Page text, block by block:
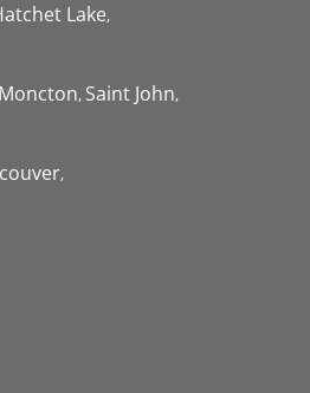
Lake
Moncton Saint John